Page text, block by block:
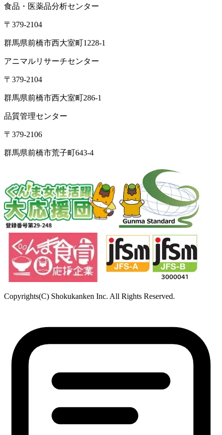
食品・医薬品分析センター
〒379-2104
群馬県前橋市西大室町1228-1
アニマルリサーチセンター
〒379-2104
群馬県前橋市西大室町286-1
品質管理センター
〒379-2106
群馬県前橋市荒子町643-4